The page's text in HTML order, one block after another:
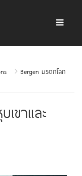
Bergen มรดกโลก
ขาและ